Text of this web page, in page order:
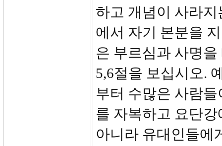
하고 개념이 사라
에서 자기 본분을
은 부르심과 사명
5,6절을 보십시오.
부터 수많은 사람
를 자복하고 요단
아니라 유대인들에